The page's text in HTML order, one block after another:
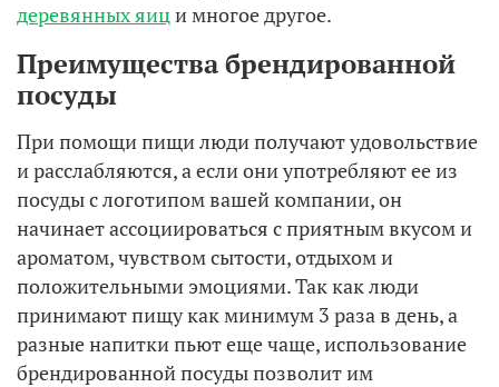
деревянных яици многое другое.
Преимущества брендированной
посуды
При помощи пищи люди получают удовольствие
и расслабляются, а если они употребляют ее из
посуды с логотипом вашей компании, он
начинает ассоциироваться с приятным вкусом и
ароматом, чувством сытости, отдыхом и
положительными эмоциями. Так как люди
принимают пищу как минимум 3 раза в день, а
разные напитки пьют еще чаще, использование
брендированной посуды позволит им